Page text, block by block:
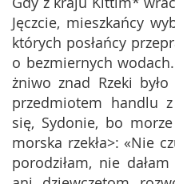
Jęczcie, mieszkańcy
których posłańcy
o bezmiernych
żniwo znad Rzeki
przedmiotem handlu
się, Sydonie, bo
morska rzekła>: «Nie
porodziłam, nie